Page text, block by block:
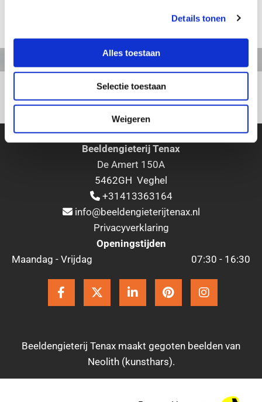
Details tonen
Alles toestaan
Selectie toestaan
Weigeren
+31413363164
Beeldengieterij Tenax
De Amert 150A
5462GH Veghel
 +31413363164
 info@beeldengieterijtenax.nl
Privacyverklaring
Openingstijden
Maandag - Vrijdag
07:30 - 16:30
Beeldengieterij Tenax maakt gegoten beelden van
Neolith (kunsthars).